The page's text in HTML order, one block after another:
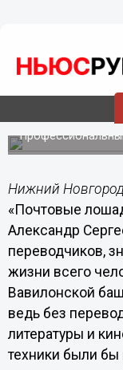
30.09.201408:00
30
Нижний
«Почтовые
Александр
переводчиков,
жизни всего
Вавилонской
ведь без
литературы и
техники были